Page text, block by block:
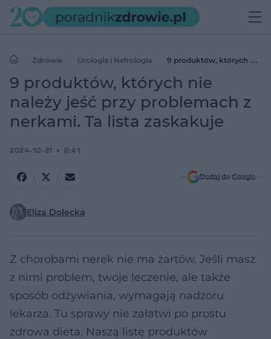
Zdrowie Urologia i Nefrologia
9 produktów, których nie
należy jeść przy problemach z nerkami. Ta lista zaskakuje
9 produktów, których nie
należy jeść przy problemach z
nerkami. Ta lista zaskakuje
2024-10-31 8:41
Dodaj do Google
Eliza Dolecka
Z chorobami nerek nie ma żartów. Jeśli masz
z nimi problem, twoje leczenie, ale także
sposób odżywiania, wymagają nadzoru
lekarza. Tu sprawy nie załatwi po prostu
zdrowa dieta. Naszą listę produktów